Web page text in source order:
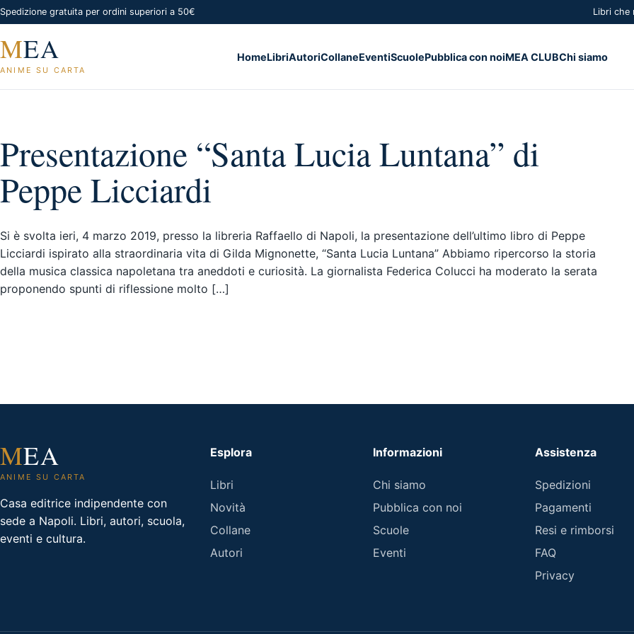
Spedizione gratuita per ordini superiori a 50€ Libri che
MEA
ANIME SU CARTA
HomeLibriAutoriCollaneEventiScuolePubblica con noiMEA CLUBChi siamo
Presentazione “Santa Lucia Luntana” di
Peppe Licciardi
Si è svolta ieri, 4 marzo 2019, presso la libreria Raffaello di Napoli, la presentazione dell’ultimo libro di Peppe
Licciardi ispirato alla straordinaria vita di Gilda Mignonette, “Santa Lucia Luntana” Abbiamo ripercorso la storia
della musica classica napoletana tra aneddoti e curiosità. La giornalista Federica Colucci ha moderato la serata
proponendo spunti di riflessione molto […]
MEA
ANIME SU CARTA
Casa editrice indipendente con
sede a Napoli. Libri, autori, scuola,
eventi e cultura.
Esplora
Libri
Novità
Collane
Autori
Informazioni
Chi siamo
Pubblica con noi
Scuole
Eventi
Assistenza
Spedizioni
Pagamenti
Resi e rimborsi
FAQ
Privacy